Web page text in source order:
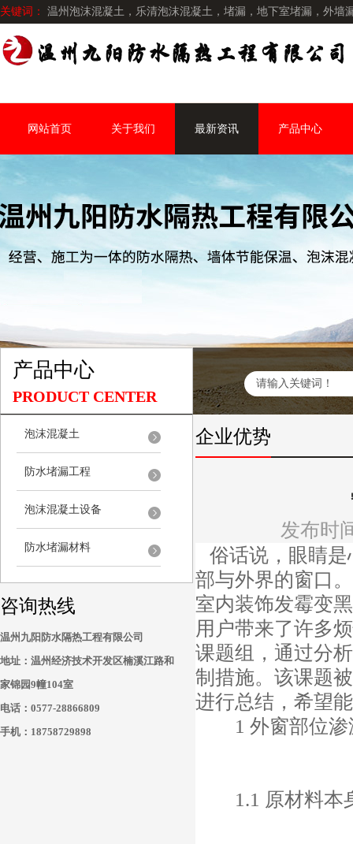
关键词： 温州泡沫混凝土，乐清泡沫混凝土，堵漏，地下室堵漏，外
网站首页 关于我们 最新资讯 产品中心
产品中心
PRODUCT CENTER
泡沫混凝土
防水堵漏工程
泡沫混凝土设备
防水堵漏材料
咨询热线
温州九阳防水隔热工程有限公司
地址： 温州经济技术开发区楠溪江路和
家锦园9幢104室
电话：0577-28866809
手机：18758729898
企业优势
发布时
俗话说，眼睛是
部与外界的窗口
室内装饰发霉变
用户带来了许多
课题组，通过分
制措施。该课题
进行总结，希望
1 外窗部位渗
1.1 原材料本